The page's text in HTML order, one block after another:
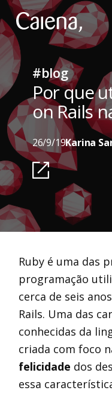
#blog
Por que
on Rails
26/9/19Karina
Ruby é uma das
programação
cerca de seis
Rails. Uma das
conhecidas da
criada com foco
felicidade dos
essa